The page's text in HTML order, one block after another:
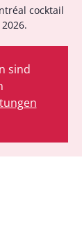
cocktail
sind